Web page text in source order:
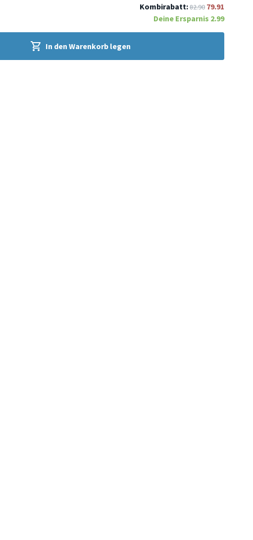
Kombirabatt:82.90 79.91
Deine Ersparnis 2.99
In den Warenkorb legen